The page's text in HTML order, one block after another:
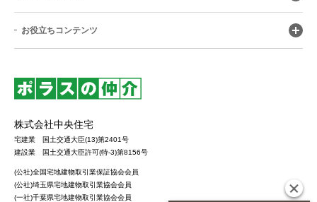
お役立ちコンテンツ
株式会社中央住宅
宅建業 国土交通大臣(13)第2401号
建設業 国土交通大臣許可(特-3)第8156号
(公社)全国宅地建物取引業保証協会会員
(公社)埼玉県宅地建物取引業協会会員
(一社)千葉県宅地建物取引業協会会員